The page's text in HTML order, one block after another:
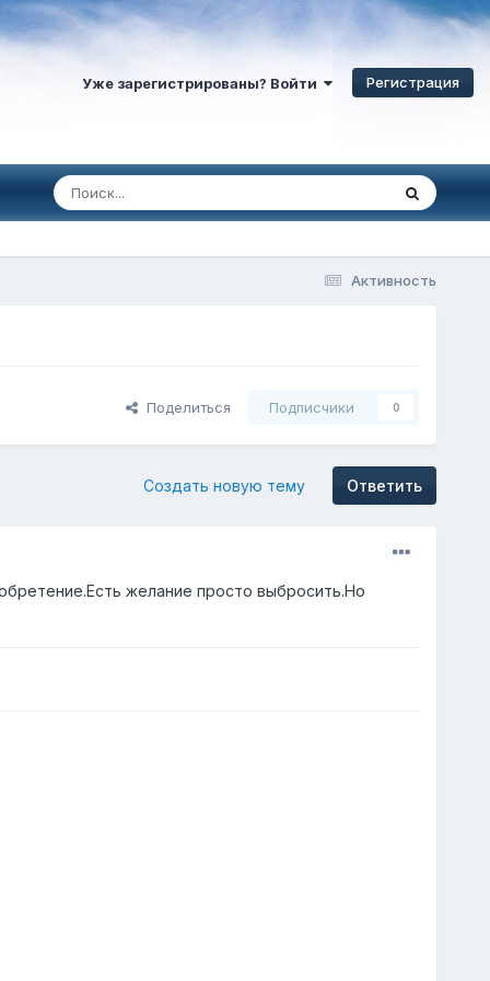
Уже зарегистрированы? Войти Регистрация
Активность
Поделиться Подписчики 0
Ответить
Создать новую тему
желание просто выбросить.Но